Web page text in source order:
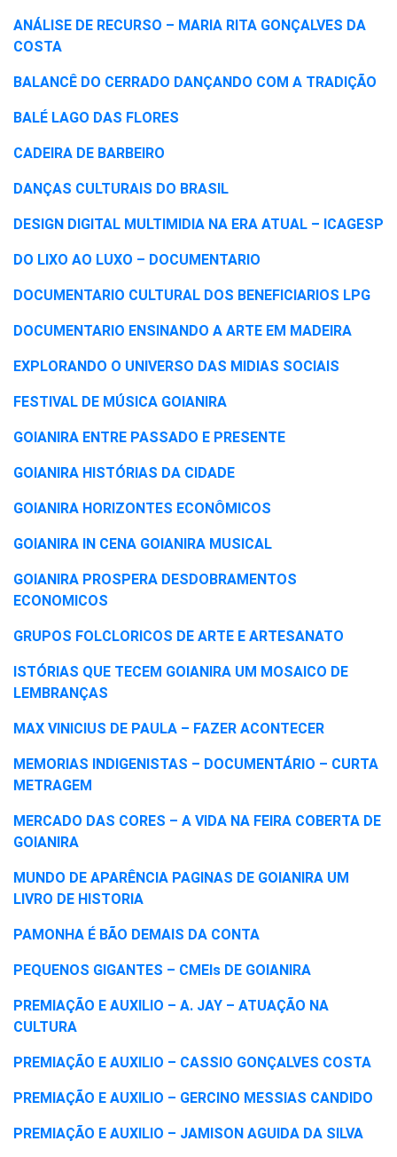
ANÁLISE DE RECURSO – MARIA RITA GONÇALVES DA
COSTA
BALANCÊ DO CERRADO DANÇANDO COM A TRADIÇÃO
BALÉ LAGO DAS FLORES
CADEIRA DE BARBEIRO
DANÇAS CULTURAIS DO BRASIL
DESIGN DIGITAL MULTIMIDIA NA ERA ATUAL – ICAGESP
DO LIXO AO LUXO – DOCUMENTARIO
DOCUMENTARIO CULTURAL DOS BENEFICIARIOS LPG
DOCUMENTARIO ENSINANDO A ARTE EM MADEIRA
EXPLORANDO O UNIVERSO DAS MIDIAS SOCIAIS
FESTIVAL DE MÚSICA GOIANIRA
GOIANIRA ENTRE PASSADO E PRESENTE
GOIANIRA HISTÓRIAS DA CIDADE
GOIANIRA HORIZONTES ECONÔMICOS
GOIANIRA IN CENA GOIANIRA MUSICAL
GOIANIRA PROSPERA DESDOBRAMENTOS
ECONOMICOS
GRUPOS FOLCLORICOS DE ARTE E ARTESANATO
ISTÓRIAS QUE TECEM GOIANIRA UM MOSAICO DE
LEMBRANÇAS
MAX VINICIUS DE PAULA – FAZER ACONTECER
MEMORIAS INDIGENISTAS – DOCUMENTÁRIO – CURTA
METRAGEM
MERCADO DAS CORES – A VIDA NA FEIRA COBERTA DE
GOIANIRA
MUNDO DE APARÊNCIA PAGINAS DE GOIANIRA UM
LIVRO DE HISTORIA
PAMONHA É BÃO DEMAIS DA CONTA
PEQUENOS GIGANTES – CMEIs DE GOIANIRA
PREMIAÇÃO E AUXILIO – A. JAY – ATUAÇÃO NA
CULTURA
PREMIAÇÃO E AUXILIO – CASSIO GONÇALVES COSTA
PREMIAÇÃO E AUXILIO – GERCINO MESSIAS CANDIDO
PREMIAÇÃO E AUXILIO – JAMISON AGUIDA DA SILVA